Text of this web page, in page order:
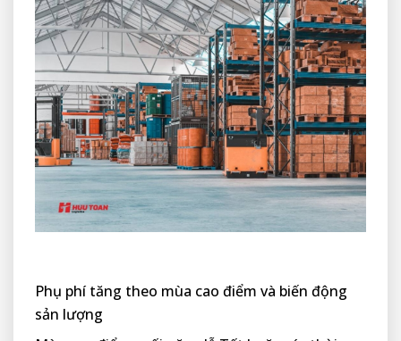
Phụ phí tăng theo mùa cao điểm và biến động
sản lượng